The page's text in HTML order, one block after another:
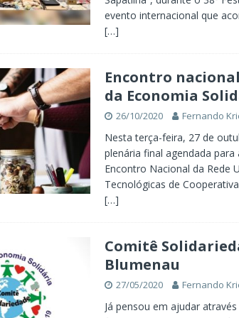
evento internacional que
[…]
Encontro
da Economia
26/10/2020 Fernando
Nesta terça-feira, 27 de
plenária final agendada
Encontro Nacional da Rede
Tecnológicas de
[…]
Comitê
Blumenau
27/05/2020 Fernando
Já pensou em ajudar